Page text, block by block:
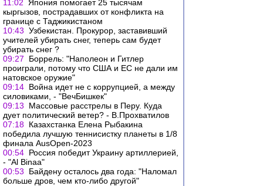
11:02
Япония помогает 25 тысячам
кыргызов, пострадавших от конфликта на
границе с Таджикистаном
10:43 Узбекистан. Прокурор, заставивший
учителей убирать снег, теперь сам будет
убирать снег ?
09:27
Боррель: "Наполеон и Гитлер
проиграли, потому что США и ЕС не дали им
натовское оружие"
09:14 Война идет не с коррупцией, а между
силовиками, - "ВечБишкек"
09:13
Массовые расстрелы в Перу. Куда
дует политический ветер? - В.Прохватилов
07:18 Казахстанка Елена Рыбакина
победила лучшую теннисистку планеты в 1/8
финала AusOpen-2023
00:54 Россия победит Украину артиллерией,
- "Al Binaa"
00:53
Байдену осталось два года: "Наломал
больше дров, чем кто-либо другой"